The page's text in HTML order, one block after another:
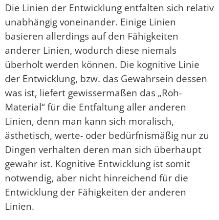
Die Linien der Entwicklung entfalten sich relativ
unabhängig voneinander. Einige Linien
basieren allerdings auf den Fähigkeiten
anderer Linien, wodurch diese niemals
überholt werden können. Die kognitive Linie
der Entwicklung, bzw. das Gewahrsein dessen
was ist, liefert gewissermaßen das „Roh-
Material“ für die Entfaltung aller anderen
Linien, denn man kann sich moralisch,
ästhetisch, werte- oder bedürfnismäßig nur zu
Dingen verhalten deren man sich überhaupt
gewahr ist. Kognitive Entwicklung ist somit
notwendig, aber nicht hinreichend für die
Entwicklung der Fähigkeiten der anderen
Linien.